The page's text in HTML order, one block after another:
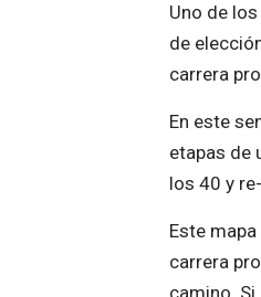
Uno de
de
carrera
En este
etapas de
los 40 y
Este
carrera
camino.